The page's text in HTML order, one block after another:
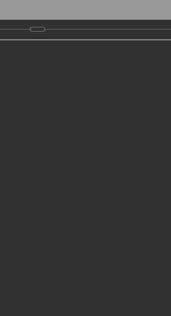
8 800